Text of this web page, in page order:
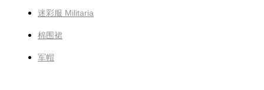
迷彩服 Militaria
棉围裙
军帽